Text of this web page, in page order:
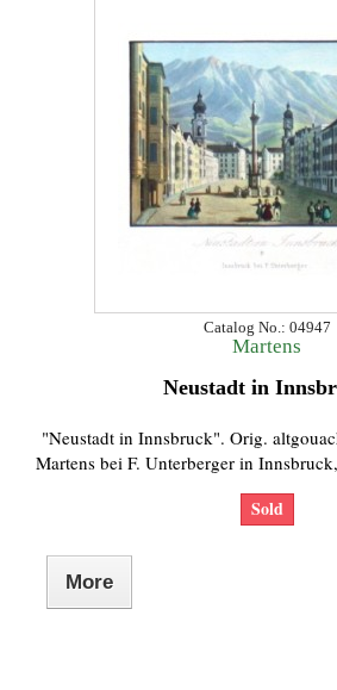
Catalog No.: 04947
Martens
Neustadt in
"Neustadt in Innsbruck". Orig.
Martens bei F. Unterberger in
Sold
More